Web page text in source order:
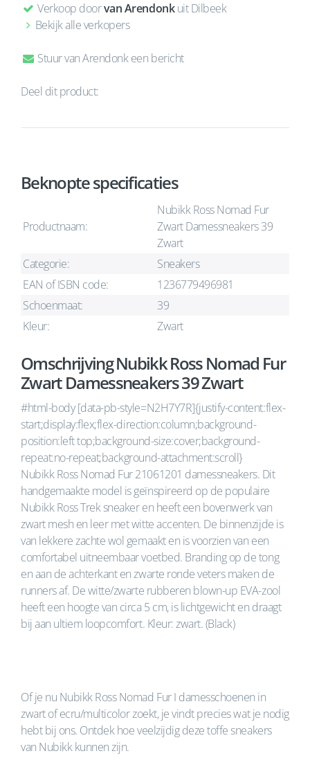
Verkoop doorvan Arendonkuit Dilbeek
Bekijk alle verkopers
Stuur van Arendonk een bericht
Deel dit product:
Beknopte specificaties
Productnaam:
Nubikk Ross Nomad Fur
Zwart Damessneakers 39
Zwart
Categorie:
Sneakers
EAN of ISBN code:
1236779496981
Schoenmaat:
39
Kleur:
Zwart
Omschrijving Nubikk Ross Nomad Fur
Zwart Damessneakers 39 Zwart
#html-body [data-pb-style=N2H7Y7R]{justify-content:flex-
start;display:flex;flex-direction:column;background-
position:left top;background-size:cover;background-
repeat:no-repeat;background-attachment:scroll}
Nubikk Ross Nomad Fur 21061201 damessneakers. Dit
handgemaakte model is geïnspireerd op de populaire
Nubikk Ross Trek sneaker en heeft een bovenwerk van
zwart mesh en leer met witte accenten. De binnenzijde is
van lekkere zachte wol gemaakt en is voorzien van een
comfortabel uitneembaar voetbed. Branding op de tong
en aan de achterkant en zwarte ronde veters maken de
runners af. De witte/zwarte rubberen blown-up EVA-zool
heeft een hoogte van circa 5 cm, is lichtgewicht en draagt
bij aan ultiem loopcomfort. Kleur: zwart. (Black)
Of je nu Nubikk Ross Nomad Fur I damesschoenen in
zwart of ecru/multicolor zoekt, je vindt precies wat je nodig
hebt bij ons. Ontdek hoe veelzijdig deze toffe sneakers
van Nubikk kunnen zijn.